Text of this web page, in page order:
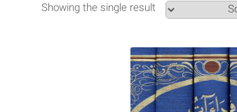
Showing the single result